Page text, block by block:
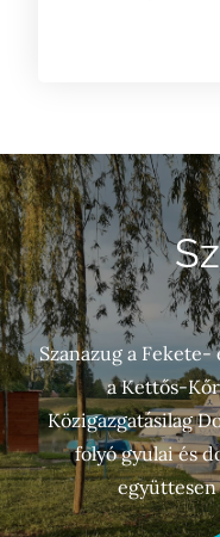
Szanazug a Fekete-
a Kettős-
Közigazgatásilag
folyó gyulai és
együttesen